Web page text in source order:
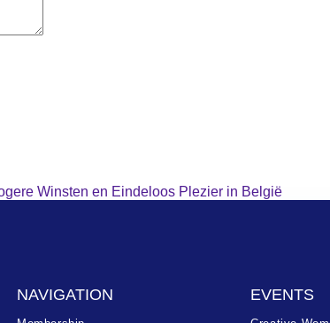
Winsten en Eindeloos Plezier in België
NAVIGATION EVENTS